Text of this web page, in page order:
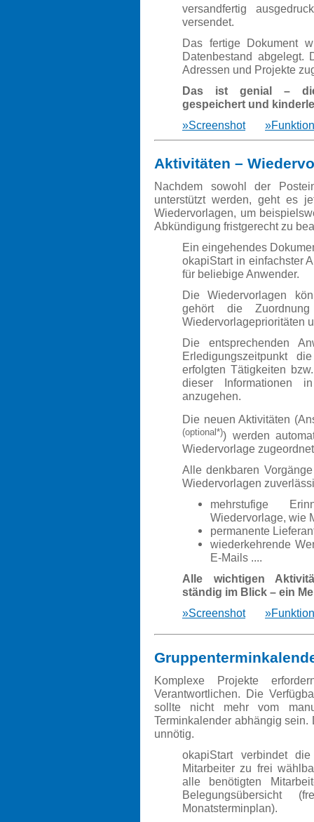
versandfertig
versendet.
Das fertige Dokument
Datenbestand abgelegt.
Adressen und Projekte
Das ist genial – die
gespeichert und
»Screenshot
Aktivitäten –
Nachdem sowohl der
unterstützt werden, geht es
Wiedervorlagen, um
Abkündigung fristgerecht zu
Ein eingehendes
okapiStart in einfachster
für beliebige Anwender.
Die Wiedervorlagen
gehört die
Wiedervorlageprioritäten
Die entsprechenden
Erledigungszeitpunkt
erfolgten Tätigkeiten
dieser Informationen
anzugehen.
Die neuen Aktivitäten
(optional*)) werden
Wiedervorlage
Alle denkbaren
Wiedervorlagen
mehrstufige
Wiedervorlage, wie
permanente
wiederkehrende
E-Mails ....
Alle wichtigen
ständig im Blick – ein
»Screenshot
Komplexe Projekte
Verantwortlichen. Die
sollte nicht mehr vom
Terminkalender abhängig
unnötig.
okapiStart
verbindet
Mitarbeiter zu frei
alle benötigten
Belegungsübersicht
Monatsterminplan).